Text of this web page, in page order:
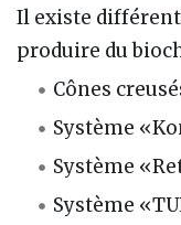
Il existe
produire du
Cônes
Système
Système
Système